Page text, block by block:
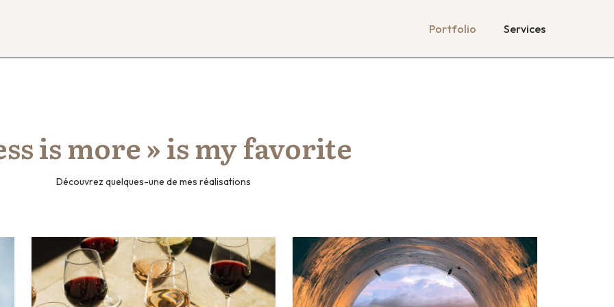
Portfolio Services
is more » is my favorite
Découvrez quelques-une de mes réalisations